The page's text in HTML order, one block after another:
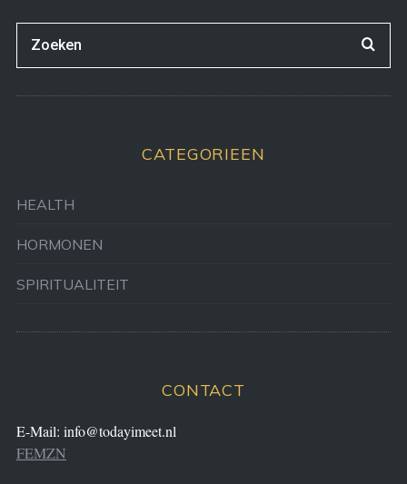
CATEGORIEEN
HEALTH
HORMONEN
SPIRITUALITEIT
CONTACT
E-Mail: info@todayimeet.nl
FEMZN